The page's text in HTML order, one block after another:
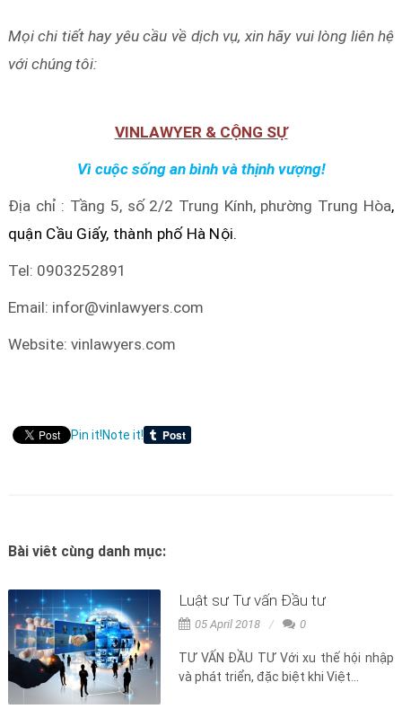
Mọi chi tiết hay yêu cầu về dịch vụ, xin hãy vui lòng liên hệ
với chúng tôi:
VINLAWYER & CỘNG SỰ
Vì cuộc sống an bình và thịnh vượng!
Địa chỉ : Tầng 5, số 2/2 Trung Kính, phường Trung Hòa,
quận Cầu Giấy, thành phố Hà Nội.
Tel: 0903252891
Email: infor@vinlawyers.com
Website: vinlawyers.com
Pin it!Note it!
Bài viêt cùng danh mục:
Luật sư Tư vấn Đầu tư
05 April 2018 0
TƯ VẤN ĐẦU TƯ Với xu thế hội nhập
và phát triển, đặc biệt khi Việt...